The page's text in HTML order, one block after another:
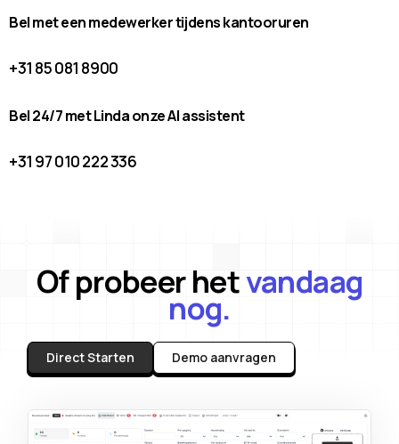
Bel met een medewerker tijdens kantooruren
+31 85 081 8900
Bel 24/7 met Linda onze AI assistent
+31 97 010 222 336
Of probeer hetvandaag
nog.
Direct Starten Demo aanvragen